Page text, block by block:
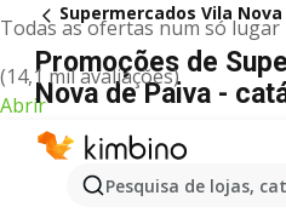
Todas as ofertas num só lugar
(14,1 mil avaliações)
Abrir
Pesquisa de lojas,
Supermercados Vila
Promoções de
Nova de Paiva -